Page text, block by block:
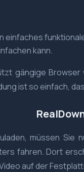
einfaches
kann.
gängige Browser
ist so einfach,
müssen
fahren. Dort
auf der